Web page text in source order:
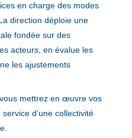
en charge des modes
direction déploie une
fondée sur des
acteurs, en évalue les
les ajustements
mettrez en œuvre vos
d’une collectivité